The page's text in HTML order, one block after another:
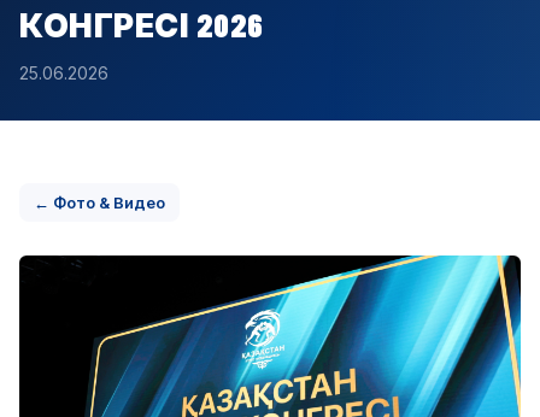
КОНГРЕСІ 2026
25.06.2026
← Фото & Видео